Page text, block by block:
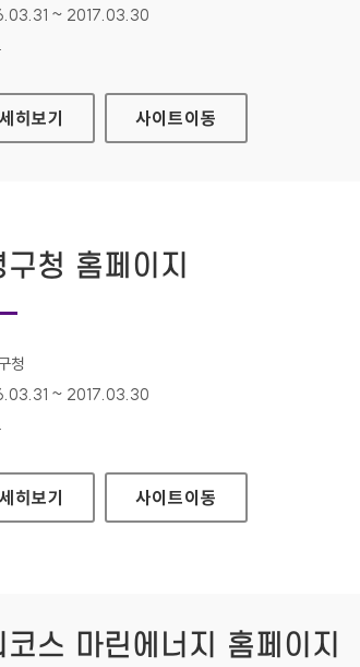
간 :
~ 2017.03.30
구 보건소 홈페이지
히보기 사이트이동
구청 홈페이지
:
청
간 :
~ 2017.03.30
구청 홈페이지
히보기 사이트이동
코스 마린에너지 홈페이지